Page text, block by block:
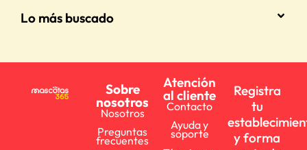
Lo más buscado
Sobre
nosotros
Nosotros
Preguntas
frecuentes
Atención
al cliente
Contacto
Ayuda y
soporte
Registra
tu
y forma